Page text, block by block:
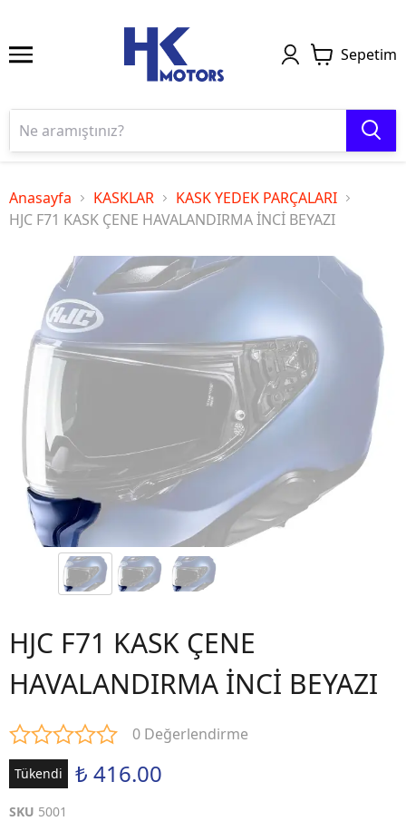
Sepetim
Anasayfa KASKLAR
KASK YEDEK PARÇALARI
HJC F71 KASK ÇENE HAVALANDIRMA İNCİ BEYAZI
HJC F71 KASK ÇENE
HAVALANDIRMA İNCİ BEYAZI
0 Değerlendirme
Tükendi ₺ 416.00
SKU 5001